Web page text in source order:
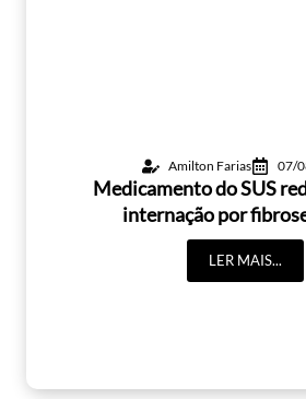
Amilton Farias 07/
Medicamento do SUS
internação por
LER MAIS...